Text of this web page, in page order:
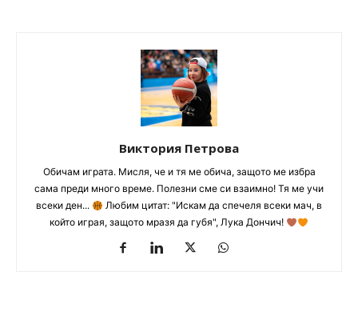
Виктория Петрова
Обичам играта. Мисля, че и тя ме обича, защото ме избра
сама преди много време. Полезни сме си взаимно! Тя ме учи
всеки ден...
Любим цитат: "Искам да спечеля всеки мач, в
който играя, защото мразя да губя", Лука Дончич!